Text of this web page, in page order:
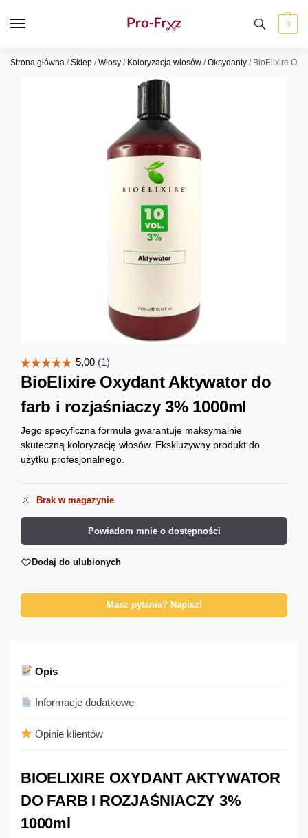
0
Strona główna /Sklep /Włosy / Koloryzacja włosów /Oksydanty / BioElixire
BioElixire Oxydant Aktywator do
farb i rozjaśniaczy 3% 1000ml
Jego specyficzna formuła gwarantuje maksymalnie
skuteczną koloryzację włosów. Ekskluzywny produkt do
użytku profesjonalnego.
Brak w magazynie
Powiadom mnie o dostępności
Dodaj do ulubionych
Masz pytanie? Napisz!
Opis
Informacje dodatkowe
Opinie klientów
BIOELIXIRE OXYDANT AKTYWATOR
DO FARB I ROZJAŚNIACZY 3%
1000ml